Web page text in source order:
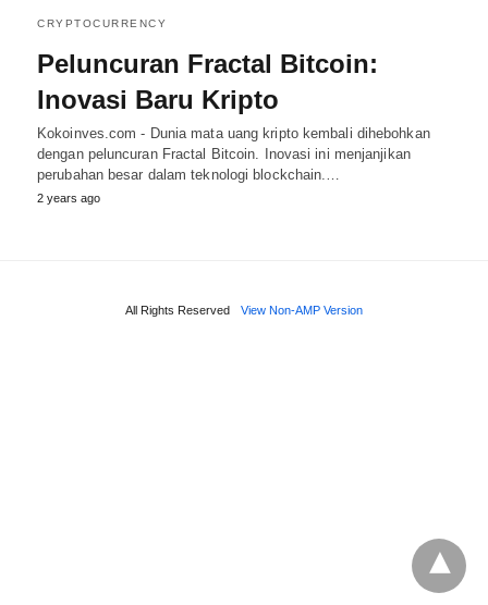
CRYPTOCURRENCY
Peluncuran Fractal Bitcoin:
Inovasi Baru Kripto
Kokoinves.com - Dunia mata uang kripto kembali dihebohkan
dengan peluncuran Fractal Bitcoin. Inovasi ini menjanjikan
perubahan besar dalam teknologi blockchain.…
2 years ago
All Rights Reserved View Non-AMP Version